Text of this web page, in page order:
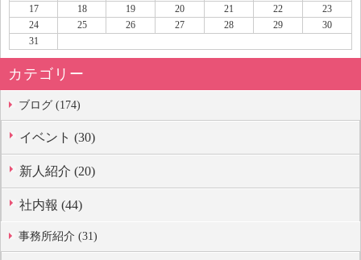
17
18 19 20 21 22
23
24
25 26 27 28 29
30
31
カテゴリー
ブログ (174)
イベント (30)
新人紹介 (20)
社内報 (44)
事務所紹介 (31)